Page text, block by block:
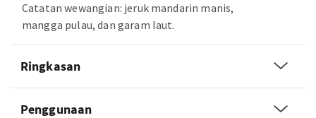
Catatan wewangian: jeruk mandarin manis,
mangga pulau, dan garam laut.
Ringkasan
Penggunaan